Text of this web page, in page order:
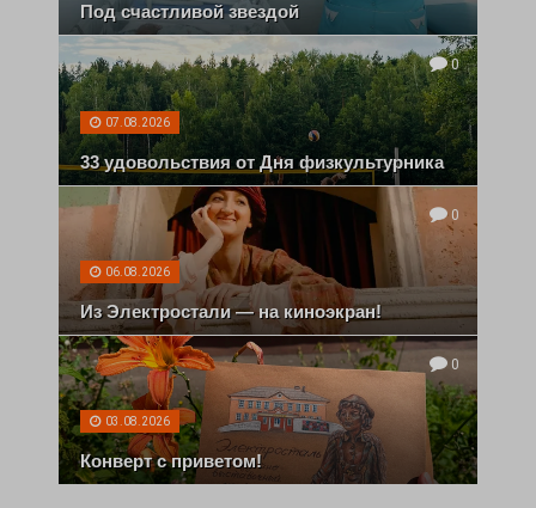
Под счастливой звездой
0
07.08.2026
33 удовольствия от Дня физкультурника
0
06.08.2026
Из Электростали — на киноэкран!
0
03.08.2026
Конверт с приветом!